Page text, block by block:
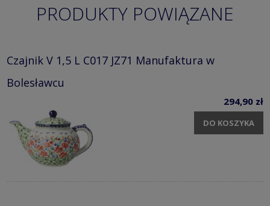
PRODUKTY POWIĄZANE
Czajnik V 1,5 L C017 JZ71 Manufaktura w
Bolesławcu
294,90 zł
DO KOSZYKA